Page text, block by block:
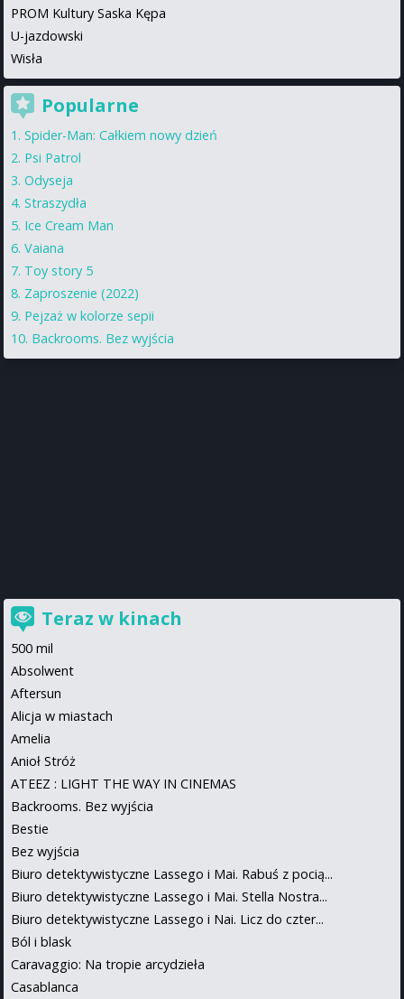
PROM Kultury Saska Kępa
U-jazdowski
Wisła
Popularne
Spider-Man: Całkiem nowy dzień
Psi Patrol
Odyseja
Straszydła
Ice Cream Man
Vaiana
Toy story 5
Zaproszenie (2022)
Pejzaż w kolorze sepii
Backrooms. Bez wyjścia
Teraz w kinach
500 mil
Absolwent
Aftersun
Alicja w miastach
Amelia
Anioł Stróż
ATEEZ : LIGHT THE WAY IN CINEMAS
Backrooms. Bez wyjścia
Bestie
Bez wyjścia
Biuro detektywistyczne Lassego i Mai. Rabuś z pocią...
Biuro detektywistyczne Lassego i Mai. Stella Nostra...
Biuro detektywistyczne Lassego i Nai. Licz do czter...
Ból i blask
Caravaggio: Na tropie arcydzieła
Casablanca